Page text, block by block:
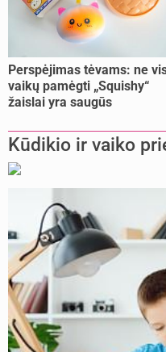
Perspėjimas tėvams: ne
vaikų pamėgti „Squishy“
žaislai yra saugūs
Kūdikio ir vaiko